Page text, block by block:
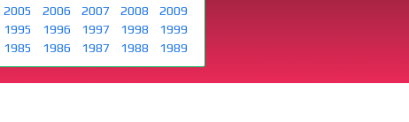
2005 2006 2007 2008
2009
1995 1996 1997 1998
1999
1985 1986 1987 1988 1989